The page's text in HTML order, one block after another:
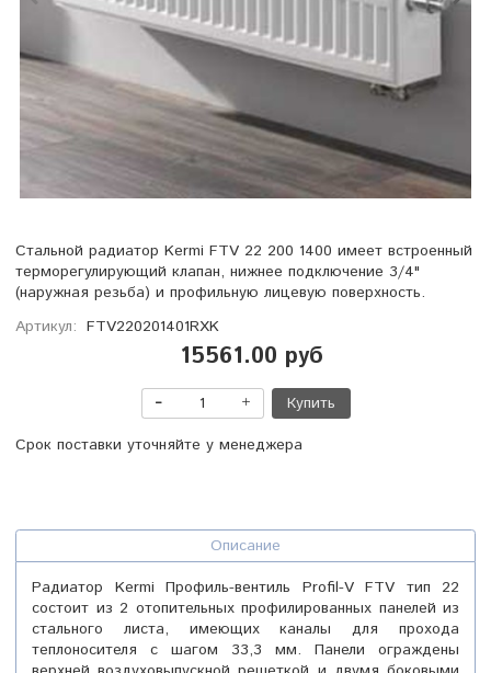
Стальной радиатор Kermi FTV 22 200 1400 имеет встроенный
терморегулирующий клапан, нижнее подключение 3/4"
(наружная резьба) и профильную лицевую поверхность.
Артикул: FTV220201401RXK
15561.00 руб
Купить
Срок поставки уточняйте у менеджера
Описание
Радиатор Kermi Профиль-вентиль Profil-V FTV тип 22
состоит из 2 отопительных профилированных панелей из
стального листа, имеющих каналы для прохода
теплоносителя с шагом 33,3 мм. Панели ограждены